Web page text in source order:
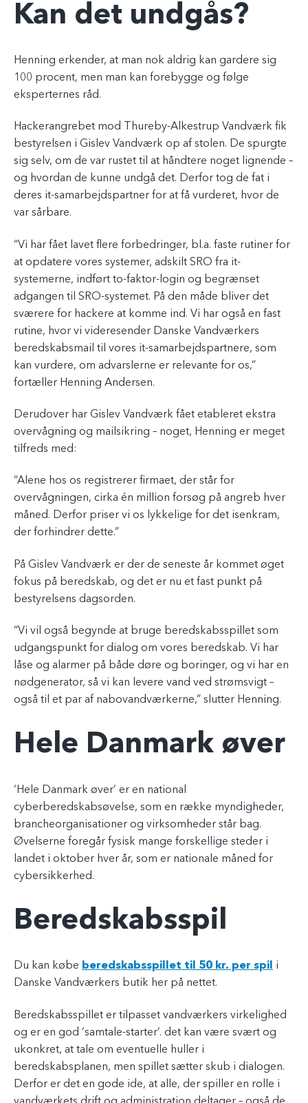
Kan det undgås?
Henning erkender, at man nok aldrig kan gardere sig
100 procent, men man kan forebygge og følge
eksperternes råd.
Hackerangrebet mod Thureby-Alkestrup Vandværk fik
bestyrelsen i Gislev Vandværk op af stolen. De spurgte
sig selv, om de var rustet til at håndtere noget lignende –
og hvordan de kunne undgå det. Derfor tog de fat i
deres it-samarbejdspartner for at få vurderet, hvor de
var sårbare.
“Vi har fået lavet flere forbedringer, bl.a. faste rutiner for
at opdatere vores systemer, adskilt SRO fra it-
systemerne, indført to-faktor-login og begrænset
adgangen til SRO-systemet. På den måde bliver det
sværere for hackere at komme ind. Vi har også en fast
rutine, hvor vi videresender Danske Vandværkers
beredskabsmail til vores it-samarbejdspartnere, som
kan vurdere, om advarslerne er relevante for os,”
fortæller Henning Andersen.
Derudover har Gislev Vandværk fået etableret ekstra
overvågning og mailsikring – noget, Henning er meget
tilfreds med:
“Alene hos os registrerer firmaet, der står for
overvågningen, cirka én million forsøg på angreb hver
måned. Derfor priser vi os lykkelige for det isenkram,
der forhindrer dette.”
På Gislev Vandværk er der de seneste år kommet øget
fokus på beredskab, og det er nu et fast punkt på
bestyrelsens dagsorden.
“Vi vil også begynde at bruge beredskabsspillet som
udgangspunkt for dialog om vores beredskab. Vi har
låse og alarmer på både døre og boringer, og vi har en
nødgenerator, så vi kan levere vand ved strømsvigt –
også til et par af nabovandværkerne,” slutter Henning.
Hele Danmark øver
‘Hele Danmark øver’ er en national
cyberberedskabsøvelse, som en række myndigheder,
brancheorganisationer og virksomheder står bag.
Øvelserne foregår fysisk mange forskellige steder i
landet i oktober hver år, som er nationale måned for
cybersikkerhed.
Beredskabsspil
Du kan købe beredskabsspillet til 50 kr. per spil
i
Danske Vandværkers butik her på nettet.
Beredskabsspillet er tilpasset vandværkers virkelighed
og er en god ‘samtale-starter’. det kan være svært og
ukonkret, at tale om eventuelle huller i
beredskabsplanen, men spillet sætter skub i dialogen.
Derfor er det en gode ide, at alle, der spiller en rolle i